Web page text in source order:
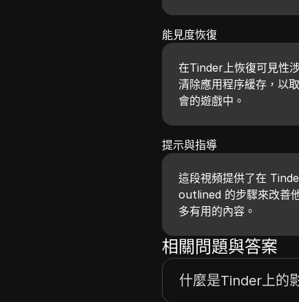
能見度恢復
在Tinder上恢復可見性
清除應用程序緩存，以
會的遊戲中。
提示與指導
這段視頻提供了在
outlined 的步驟來改善
多有用的內容。
相關問題與答案
什麼是Tinder上的